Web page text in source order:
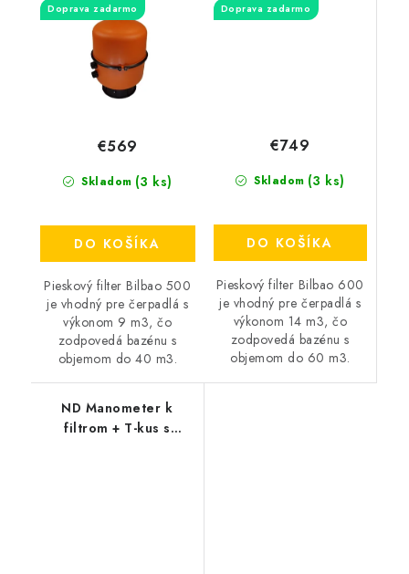
Doprava zadarmo
Skladom (3 ks)
€569
DO KOŠÍKA
Pieskový filter Bilbao 500
je vhodný pre čerpadlá s
výkonom 9 m3, čo
zodpovedá bazénu s
objemom do 40 m3.
Doprava zadarmo
Skladom (3 ks)
€749
DO KOŠÍKA
Pieskový filter Bilbao 600
je vhodný pre čerpadlá s
výkonom 14 m3, čo
zodpovedá bazénu s
objemom do 60 m3.
ND Manometer k
filtrom + T-kus s